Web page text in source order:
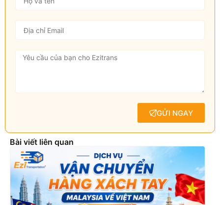
GỬI NGAY
Bài viết liên quan